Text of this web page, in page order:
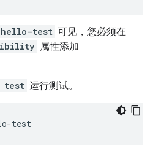
hello-test 可见，您必须在
属性添加
test 运行测试。
-test